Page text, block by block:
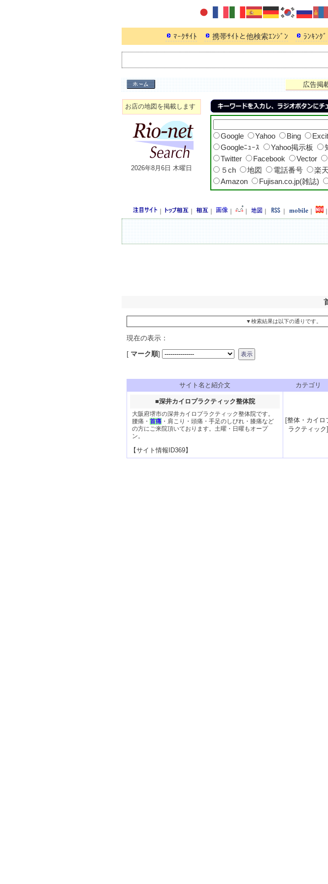
ﾏｰｸｻｲﾄ 携帯ｻｲﾄと他検索ｴﾝｼﾞﾝ ﾗﾝｷﾝｸﾞ
広告掲
お店の地図を掲載します
2026年8月6日 木曜日
Google
Yahoo Bing
Googleﾆｭｰｽ
Yahoo掲示板
Twitter
Facebook Vector
５ch
地図 電話番号 楽天
Amazon
Fujisan.co.jp(雑誌)
｜ ｜ ｜ ｜ ｜ ｜ ｜
▼検索結果は以下の通りです。
現在の表示：
[ マーク順]
サイト名と紹介文 カテゴリ
■深井カイロプラクティック整体院
大阪府堺市の深井カイロプラクティック整体院です。
腰痛・ 首痛 ・肩こり・頭痛・手足のしびれ・膝痛など
の方にご来院頂いております。土曜・日曜もオープ
ン。
【サイト情報ID369】
[整体・カイロ
ラクティック]